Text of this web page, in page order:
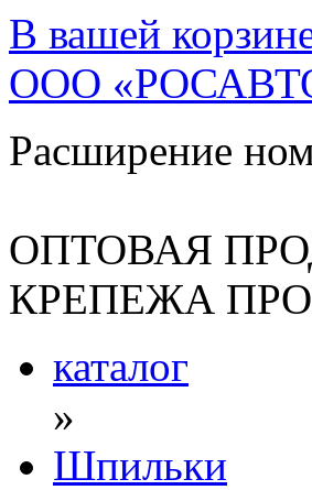
В вашей
ООО
Расширение
ОПТОВАЯ
КРЕПЕЖА
каталог
»
Шпильки